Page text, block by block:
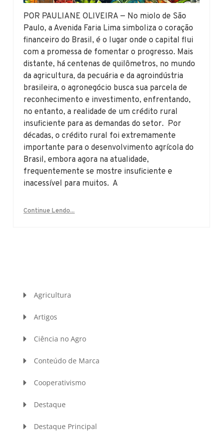
POR PAULIANE OLIVEIRA — No miolo de São
Paulo, a Avenida Faria Lima simboliza o coração
financeiro do Brasil, é o lugar onde o capital flui
com a promessa de fomentar o progresso. Mais
distante, há centenas de quilômetros, no mundo
da agricultura, da pecuária e da agroindústria
brasileira, o agronegócio busca sua parcela de
reconhecimento e investimento, enfrentando,
no entanto, a realidade de um crédito rural
insuficiente para as demandas do setor. Por
décadas, o crédito rural foi extremamente
importante para o desenvolvimento agrícola do
Brasil, embora agora na atualidade,
frequentemente se mostre insuficiente e
inacessível para muitos. A
Continue Lendo...
Agricultura
Artigos
Ciência no Agro
Conteúdo de Marca
Cooperativismo
Destaque
Destaque Principal